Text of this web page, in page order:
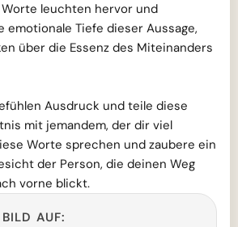
leuchten hervor und
Tiefe dieser Aussage,
über die Essenz des Miteinanders
Ausdruck und teile diese
mit jemandem, der dir viel
Worte sprechen und zaubere ein
der Person, die deinen Weg
vorne blickt.
AUF: